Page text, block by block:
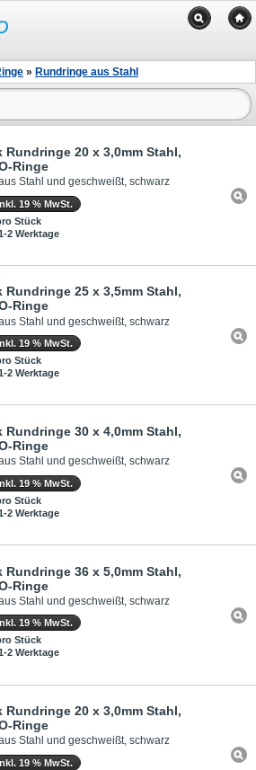
» Rundringe aus Stahl
Rundringe 20 x 3,0mm Stahl,
Ringe
Stahl und geschweißt, schwarz
19 % MwSt.
Stück
2 Werktage
Rundringe 25 x 3,5mm Stahl,
Ringe
Stahl und geschweißt, schwarz
19 % MwSt.
Stück
2 Werktage
Rundringe 30 x 4,0mm Stahl,
Ringe
Stahl und geschweißt, schwarz
19 % MwSt.
Stück
2 Werktage
Rundringe 36 x 5,0mm Stahl,
Ringe
Stahl und geschweißt, schwarz
19 % MwSt.
Stück
2 Werktage
Rundringe 20 x 3,0mm Stahl,
Ringe
Stahl und geschweißt, schwarz
19 % MwSt.